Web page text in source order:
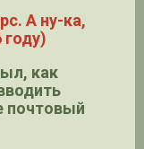
А ну-ка,
году)
как
почтовый